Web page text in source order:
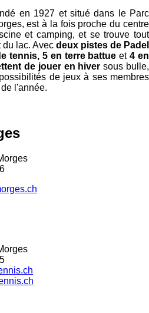
en 1927 et situé dans le Parc
est à la fois proche du centre
et camping, et se trouve tout
du lac. Avec deux pistes de Padel
tennis, 5 en terre battue et4 en
de jouer en hiversous bulle,
de jeux à ses membres
l'année.